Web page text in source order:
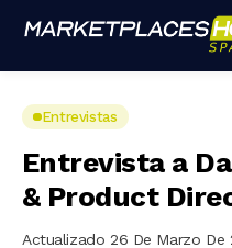
Entrevistas
Entrevista a
& Product
Actualizado 26 De Marzo De